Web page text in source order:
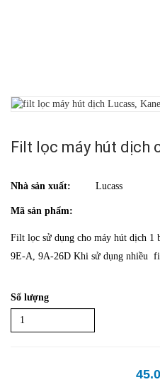
Filt lọc máy hút dịch
Nhà sản xuất: Lucass
Mã sản phẩm:
Filt lọc sử dụng cho máy hút dịch 1
9E-A, 9A-26D Khi sử dụng nhiều
Số lượng